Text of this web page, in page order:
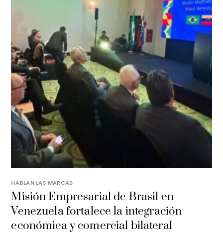
HABLAN LAS MARCAS
Misión Empresarial de Brasil en
Venezuela fortalece la integración
económica y comercial bilateral